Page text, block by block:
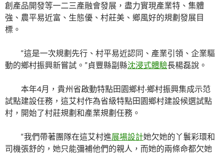
創產品開發等一二三產融會發展，盡力實現產業特、集體
強、農平易近富、生態優、村莊美、鄉風好的規劃發展目
標。
“這是一次規劃先行、村平易近認同、產業引領、企業驅
動的鄉村振興新嘗試。”貞豐縣副縣沈浸式體驗長楊磊說。
本年4月，貴州省啟動特點田園鄉村·鄉村振興集成示范
試點建設任務，這艾村作為省級特點田園鄉村建設候選試點
村，開始了村莊規劃和產業規劃任務。
“我們帶著團隊在這艾村進展場設計她欠她的丫鬟彩環和
司機張舒的，她只能彌補他們的親人，而她的兩條命都欠她